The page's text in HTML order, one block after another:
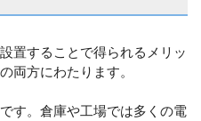
置することで得られるメリッ
両方にわたります。
す。倉庫や工場では多くの電